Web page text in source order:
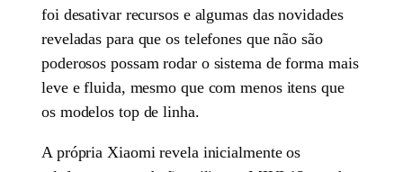
foi desativar recursos e algumas das novidades
reveladas para que os telefones que não são
poderosos possam rodar o sistema de forma mais
leve e fluida, mesmo que com menos itens que
os modelos top de linha.
A própria Xiaomi revela inicialmente os